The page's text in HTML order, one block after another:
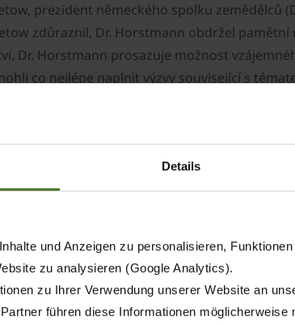
Details
und Anzeigen zu personalisieren,
zu analysieren (Google Analytics).
zu Ihrer Verwendung unserer Website an
führen diese Informationen
prezident německého spolku zemědělců
zdůraznil, Dr. Horstmann obdržel
Dr. Horstmann prosazuje možnost
co nejlépe naplnit výzvy související s
KRONE ve Spelle již od
od roku 2002 do 2021 byl také členem
KRONE v mnoha projektech.
vyvinul, se kromě jiných počítají i první
lisů s baličkou a obě řady